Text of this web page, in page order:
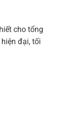
cho tổng
đại, tối